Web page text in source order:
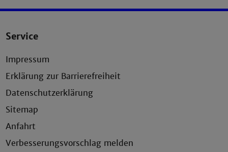
Service
Impressum
Erklärung zur Barrierefreiheit
Datenschutzerklärung
Sitemap
Anfahrt
Verbesserungsvorschlag melden